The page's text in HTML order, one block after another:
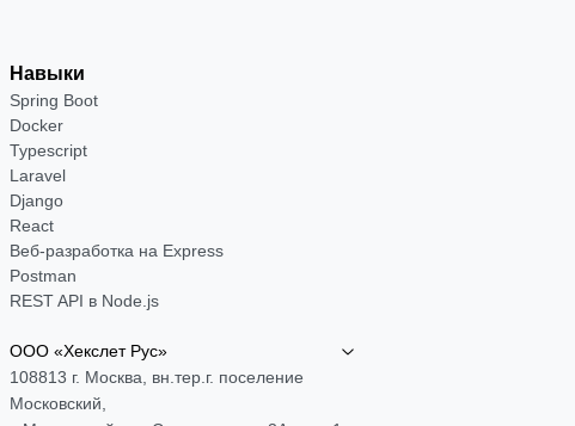
Навыки
Spring Boot
Docker
Typescript
Laravel
Django
React
Веб-разработка на Express
Postman
REST API в Node.js
ООО «Хекслет Рус»
108813 г. Москва, вн.тер.г. поселение
Московский,